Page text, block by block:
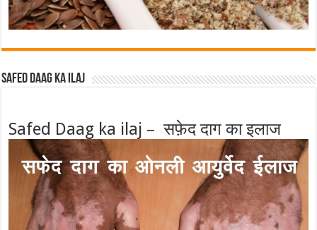
Safed Daag ka ilaj
Safed Daag ka ilaj – सफ़ेद दाग का इलाज